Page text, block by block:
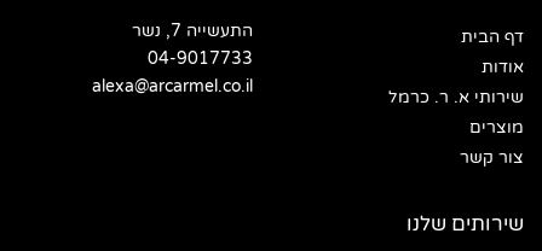
דף הבית
אודות
שירותי א. ר. כרמל
מוצרים
צור קשר
שירותים שלנו
התעשייה 7, נשר
04-9017733
alexa@arcarmel.co.il